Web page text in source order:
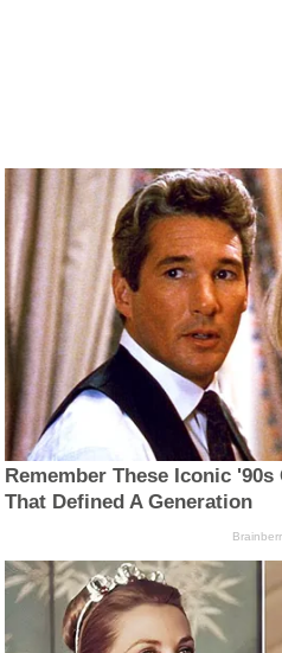
Remember These Iconic
That Defined A Generation